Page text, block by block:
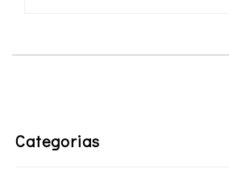
Categorias